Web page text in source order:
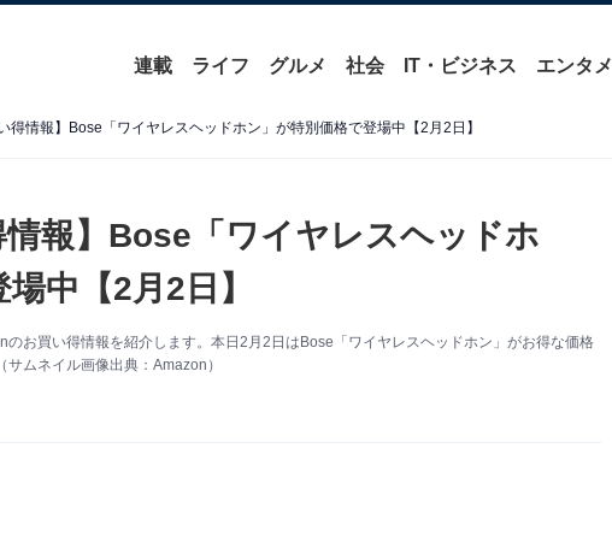
連載 ライフ グルメ 社会 IT・ビジネス エンタメ
得情報】Bose「ワイヤレスヘッドホン」が特別価格で登場中【2月2日】
情報】Bose「ワイヤレスヘッドホ
中【2月2日】
お買い得情報を紹介します。本日2月2日はBose「ワイヤレスヘッドホン」がお得な価格
ムネイル画像出典：Amazon）